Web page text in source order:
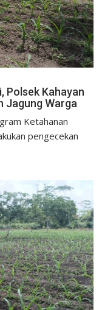
Polsek Kahayan
Jagung Warga
Ketahanan
pengecekan